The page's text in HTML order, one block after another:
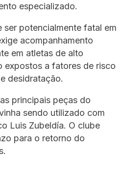
especializado.
potencialmente fatal em
acompanhamento
em atletas de alto
expostos a fatores de risco
desidratação.
principais peças do
sendo utilizado com
Luis Zubeldía. O clube
para o retorno do